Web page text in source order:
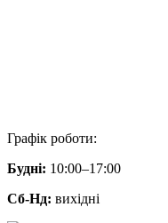
Графік роботи:
Будні: 10:00–17:00
Сб-Нд: вихідні